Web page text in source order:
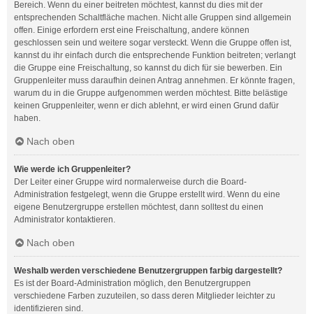
Bereich. Wenn du einer beitreten möchtest, kannst du dies mit der
entsprechenden Schaltfläche machen. Nicht alle Gruppen sind allgemein
offen. Einige erfordern erst eine Freischaltung, andere können
geschlossen sein und weitere sogar versteckt. Wenn die Gruppe offen ist,
kannst du ihr einfach durch die entsprechende Funktion beitreten; verlangt
die Gruppe eine Freischaltung, so kannst du dich für sie bewerben. Ein
Gruppenleiter muss daraufhin deinen Antrag annehmen. Er könnte fragen,
warum du in die Gruppe aufgenommen werden möchtest. Bitte belästige
keinen Gruppenleiter, wenn er dich ablehnt, er wird einen Grund dafür
haben.
Nach oben
Wie werde ich Gruppenleiter?
Der Leiter einer Gruppe wird normalerweise durch die Board-
Administration festgelegt, wenn die Gruppe erstellt wird. Wenn du eine
eigene Benutzergruppe erstellen möchtest, dann solltest du einen
Administrator kontaktieren.
Nach oben
Weshalb werden verschiedene Benutzergruppen farbig dargestellt?
Es ist der Board-Administration möglich, den Benutzergruppen
verschiedene Farben zuzuteilen, so dass deren Mitglieder leichter zu
identifizieren sind.